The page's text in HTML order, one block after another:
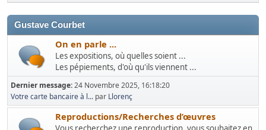
Gustave Courbet
On en parle ...
Les expositions, où quelles soient ...
Les pépiements, d'où qu'ils viennent ...
Dernier message:24 Novembre 2025, 16:18:20
Votre carte bancaire à l... par Llorenç
Reproductions/Recherches d’œuvres